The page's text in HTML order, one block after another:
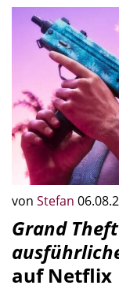
von Stefan
Grand
auf Netflix